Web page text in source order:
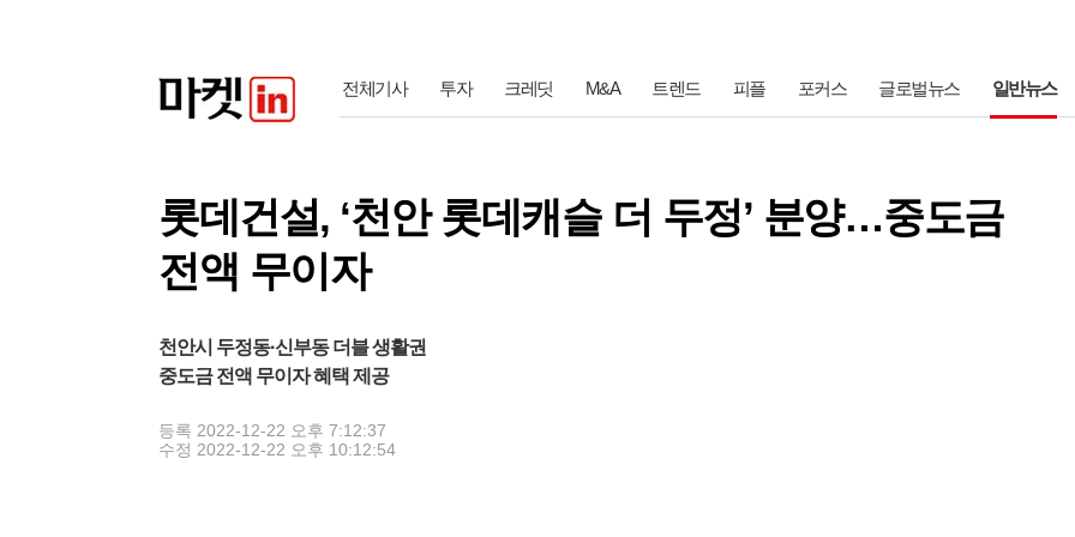
전체기사 투자 크레딧 M&A 트렌드 피플 포커스 글로벌뉴스 일반뉴스
롯데건설, ‘천안 롯데캐슬 더 두정’ 분양…중도금
전액 무이자
천안시 두정동·신부동 더블 생활권
중도금 전액 무이자 혜택 제공
등록 2022-12-22 오후 7:12:37
수정 2022-12-22 오후 10:12:54